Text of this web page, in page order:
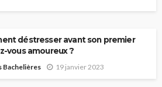
déstresser avant son premier
vous amoureux ?
Bachelières 19 janvier 2023